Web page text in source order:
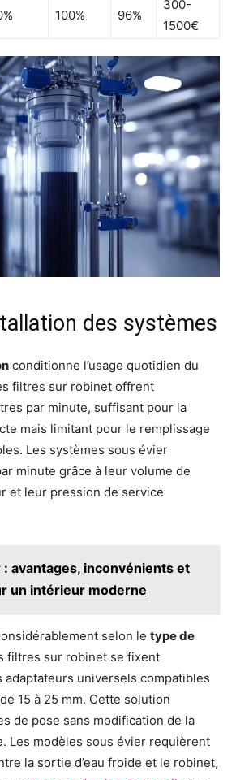
100% 96%
300-
1500€
des systèmes
conditionne l’usage quotidien du
filtres sur robinet offrent
par minute, suffisant pour la
mais limitant pour le remplissage
Les systèmes sous évier
minute grâce à leur volume de
et leur pression de service
avantages, inconvénients et
un intérieur moderne
selon le type de
filtres sur robinet se fixent
adaptateurs universels compatibles
15 à 25 mm. Cette solution
de pose sans modification de la
Les modèles sous évier requièrent
la sortie d’eau froide et le robinet,